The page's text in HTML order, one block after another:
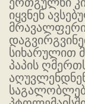
იყვნენ
სიხარულით
პაპის